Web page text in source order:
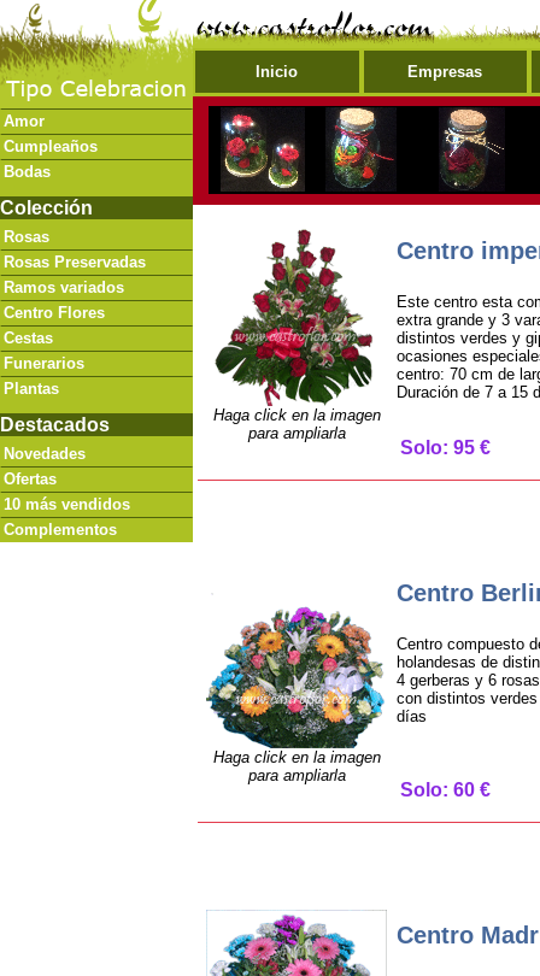
Amor
Cumpleaños
Bodas
Colección
Rosas
Rosas Preservadas
Ramos variados
Centro Flores
Cestas
Funerarios
Plantas
Destacados
Novedades
Ofertas
10 más vendidos
Complementos
Inicio Empresas
Haga click en la imagen
para ampliarla
Centro
Este centro esta
extra grande y 3
distintos verdes y
ocasiones
centro: 70 cm de
Duración de 7 a 15
Solo: 95 €
Haga click en la imagen
para ampliarla
Centro
Centro compuesto
holandesas de
4 gerberas y 6
con distintos
días
Solo: 60 €
Centro